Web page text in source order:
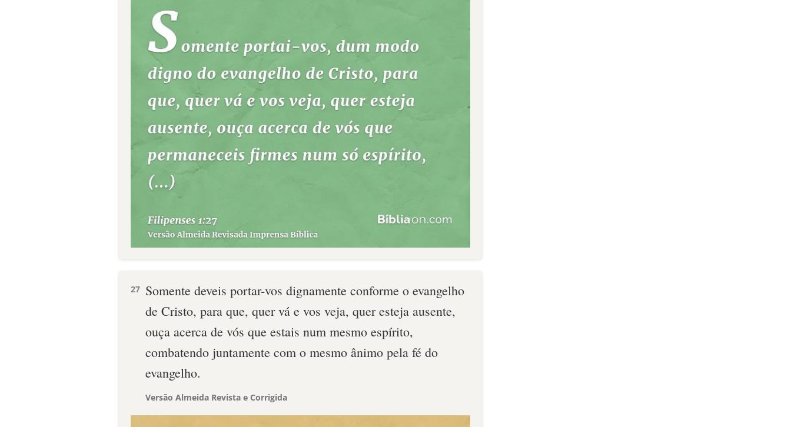
27 Somente deveis portar-vos dignamente conforme o evangelho
de Cristo, para que, quer vá e vos veja, quer esteja ausente,
ouça acerca de vós que estais num mesmo espírito,
combatendo juntamente com o mesmo ânimo pela fé do
evangelho.
Versão Almeida Revista e Corrigida